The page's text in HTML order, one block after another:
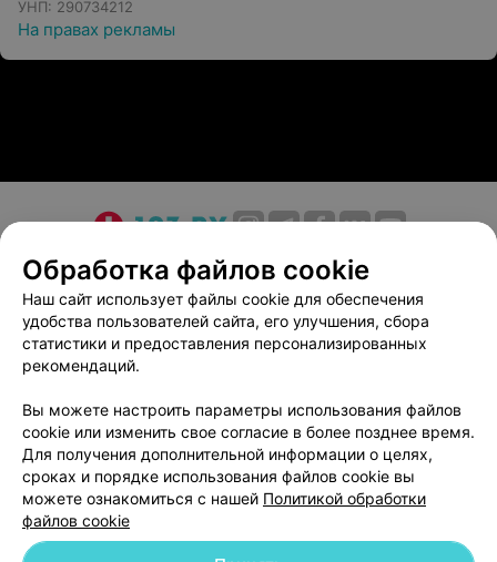
УНП: 290734212
На правах рекламы
О проекте Новости проекта
Размещение рекламы
Медицинский маркетинг
Публичный договор
Пользовательское соглашение
Способы оплаты
Вакансии
Партнеры
Написать в поддержку
Персональные настройки cookie
Обработка персональных данных
Обработка файлов cookie
Наш сайт использует файлы cookie для обеспечения
удобства пользователей сайта, его улучшения, сбора
статистики и предоставления персонализированных
рекомендаций.
Вы можете настроить параметры использования файлов
cookie или изменить свое согласие в более позднее время.
Для получения дополнительной информации о целях,
сроках и порядке использования файлов cookie вы
можете ознакомиться с нашей Политикой обработки
файлов cookie